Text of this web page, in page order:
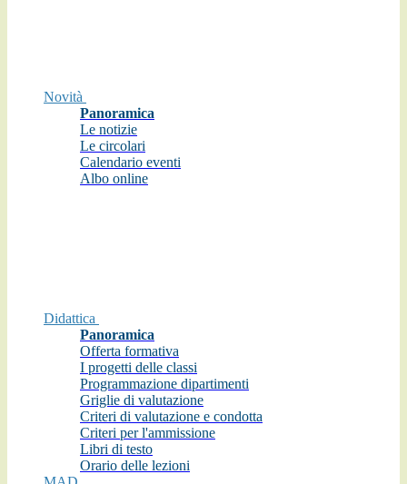
Novità
Panoramica
Le notizie
Le circolari
Calendario eventi
Albo online
Didattica
Panoramica
Offerta formativa
I progetti delle classi
Programmazione dipartimenti
Griglie di valutazione
Criteri di valutazione e condotta
Criteri per l'ammissione
Libri di testo
Orario delle lezioni